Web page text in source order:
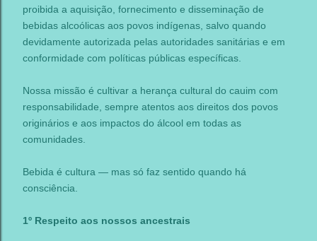
proibida a aquisição, fornecimento e disseminação de
bebidas alcoólicas aos povos indígenas, salvo quando
devidamente autorizada pelas autoridades sanitárias e em
conformidade com políticas públicas específicas.
Nossa missão é cultivar a herança cultural do cauim com
responsabilidade, sempre atentos aos direitos dos povos
originários e aos impactos do álcool em todas as
comunidades.
Bebida é cultura — mas só faz sentido quando há
consciência.
1º Respeito aos nossos ancestrais